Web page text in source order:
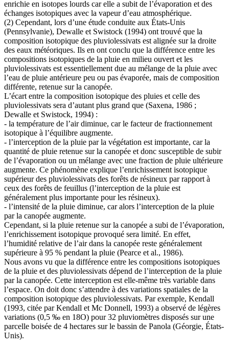
enrichie en isotopes lourds car elle a subit de l’évaporation et des
échanges isotopiques avec la vapeur d’eau atmosphérique.
(2) Cependant, lors d’une étude conduite aux États-Unis
(Pennsylvanie), Dewalle et Swistock (1994) ont trouvé que la
composition isotopique des pluviolessivats est alignée sur la droite
des eaux météoriques. Ils en ont conclu que la différence entre les
compositions isotopiques de la pluie en milieu ouvert et les
pluviolessivats est essentiellement due au mélange de la pluie avec
l’eau de pluie antérieure peu ou pas évaporée, mais de composition
différente, retenue sur la canopée.
L’écart entre la composition isotopique des pluies et celle des
pluviolessivats sera d’autant plus grand que (Saxena, 1986 ;
Dewalle et Swistock, 1994) :
- la température de l’air diminue, car le facteur de fractionnement
isotopique à l’équilibre augmente.
- l’interception de la pluie par la végétation est importante, car la
quantité de pluie retenue sur la canopée et donc susceptible de subir
de l’évaporation ou un mélange avec une fraction de pluie ultérieure
augmente. Ce phénomène explique l’enrichissement isotopique
supérieur des pluviolessivats des forêts de résineux par rapport à
ceux des forêts de feuillus (l’interception de la pluie est
généralement plus importante pour les résineux).
- l’intensité de la pluie diminue, car alors l’interception de la pluie
par la canopée augmente.
Cependant, si la pluie retenue sur la canopée a subi de l’évaporation,
l’enrichissement isotopique provoqué sera limité. En effet,
l’humidité relative de l’air dans la canopée reste généralement
supérieure à 95 % pendant la pluie (Pearce et al., 1986).
Nous avons vu que la différence entre les compositions isotopiques
de la pluie et des pluviolessivats dépend de l’interception de la pluie
par la canopée. Cette interception est elle-même très variable dans
l’espace. On doit donc s’attendre à des variations spatiales de la
composition isotopique des pluviolessivats. Par exemple, Kendall
(1993, citée par Kendall et Mc Donnell, 1993) a observé de légères
variations (0,5 ‰ en 18O) pour 32 pluviomètres disposés sur une
parcelle boisée de 4 hectares sur le bassin de Panola (Géorgie, États-
Unis).